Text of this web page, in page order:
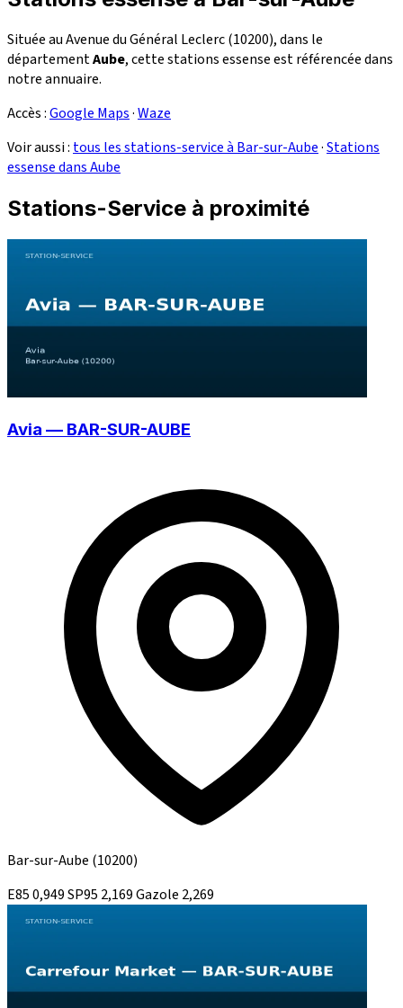
Située au Avenue du Général Leclerc (10200), dans le
départementAube, cette stations essense est référencée dans
notre annuaire.
Accès :Google Maps·Waze
Voir aussi : tous les stations-service à Bar-sur-Aube·Stations
essense dans Aube
Stations-Service à proximité
Avia — BAR-SUR-AUBE
Bar-sur-Aube (10200)
E850,949SP95 2,169Gazole 2,269